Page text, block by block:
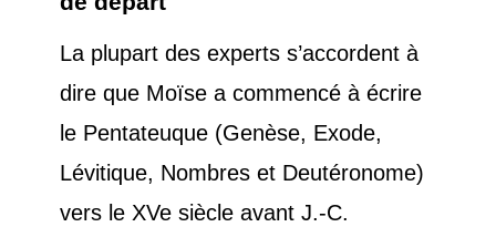
La plupart des experts s’accordent à
dire que Moïse a commencé à écrire
le Pentateuque (Genèse, Exode,
Lévitique, Nombres et Deutéronome)
vers le XVe siècle avant J.-C.